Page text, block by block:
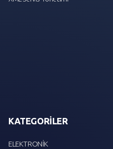
KATEGORİLER
ELEKTRONİK